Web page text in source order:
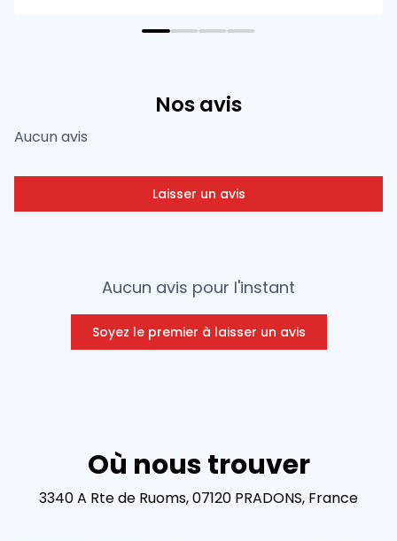
Nos avis
Aucun avis pour l'instant
Soyez le premier à laisser un avis
Aucun avis
Laisser un avis
Où nous trouver
3340 A Rte de Ruoms, 07120 PRADONS, France